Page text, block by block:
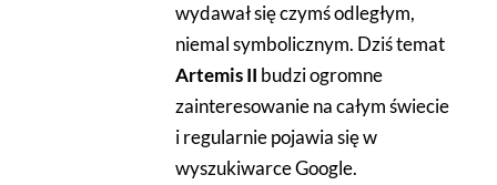
wydawał się czymś odległym,
niemal symbolicznym. Dziś temat
Artemis II budzi ogromne
zainteresowanie na całym świecie
i regularnie pojawia się w
wyszukiwarce Google.